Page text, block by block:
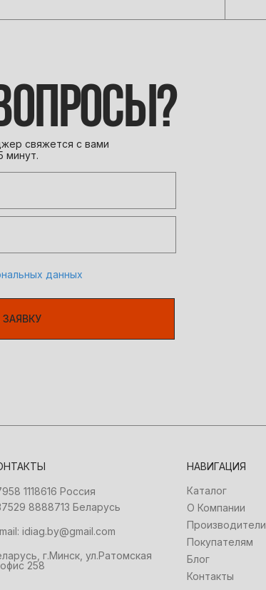
свяжется с вами
минут.
данных
1118616 Россия
8888713 Беларусь
idiag.by@gmail.com
г.Минск, ул.Ратомская
258
НАВИГАЦИЯ
Каталог
О Компании
Производители
Покупателям
Блог
Контакты